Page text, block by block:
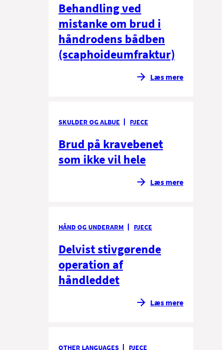
Behandling ved
mistanke om brud i
håndrodens bådben
(scaphoideumfraktur)
Læs mere
SKULDER OG ALBUE PJECE
Brud på kravebenet
som ikke vil hele
Læs mere
HÅND OG UNDERARM PJECE
Delvist stivgørende
operation af
håndleddet
Læs mere
OTHER LANGUAGES PJECE